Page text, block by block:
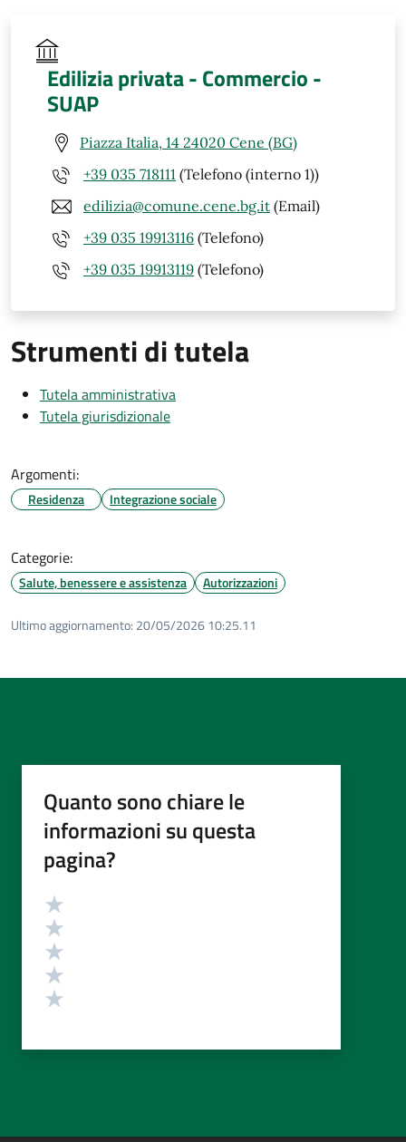
Edilizia privata - Commercio -
SUAP
Piazza Italia, 14 24020 Cene (BG)
+39 035 718111 (Telefono (interno 1))
edilizia@comune.cene.bg.it (Email)
+39 035 19913116 (Telefono)
+39 035 19913119 (Telefono)
Strumenti di tutela
Tutela amministrativa
Tutela giurisdizionale
Argomenti:
Residenza Integrazione sociale
Categorie:
Salute, benessere e assistenza Autorizzazioni
Ultimo aggiornamento: 20/05/2026 10:25.11
Quanto sono chiare le
informazioni su questa
pagina?
Valutazione